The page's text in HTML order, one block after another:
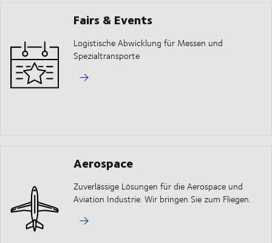
Fairs & Events
Logistische Abwicklung für Messen und
Spezialtransporte
Aerospace
Zuverlässige Lösungen für die Aerospace und
Aviation Industrie. Wir bringen Sie zum Fliegen.